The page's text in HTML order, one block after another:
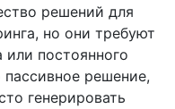
решений для
но они требуют
или постоянного
решение,
генерировать